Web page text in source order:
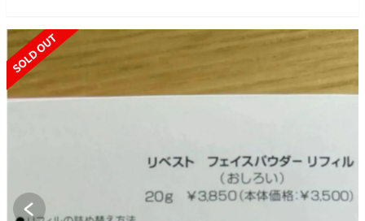
SOLD OUT